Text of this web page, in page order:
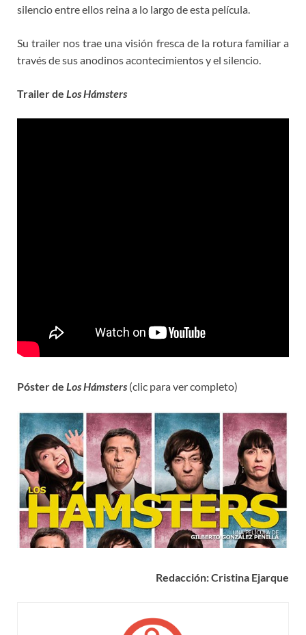
silencio entre ellos reina a lo largo de esta película.
Su trailer nos trae una visión fresca de la rotura familiar a
través de sus anodinos acontecimientos y el silencio.
Trailer de Los Hámsters
Póster de Los Hámsters (clic para ver completo)
Redacción: Cristina Ejarque